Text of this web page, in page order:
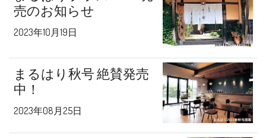
売のお知らせ
2023年10月19日
まるはり秋号 絶賛発売
中！
2023年08月25日